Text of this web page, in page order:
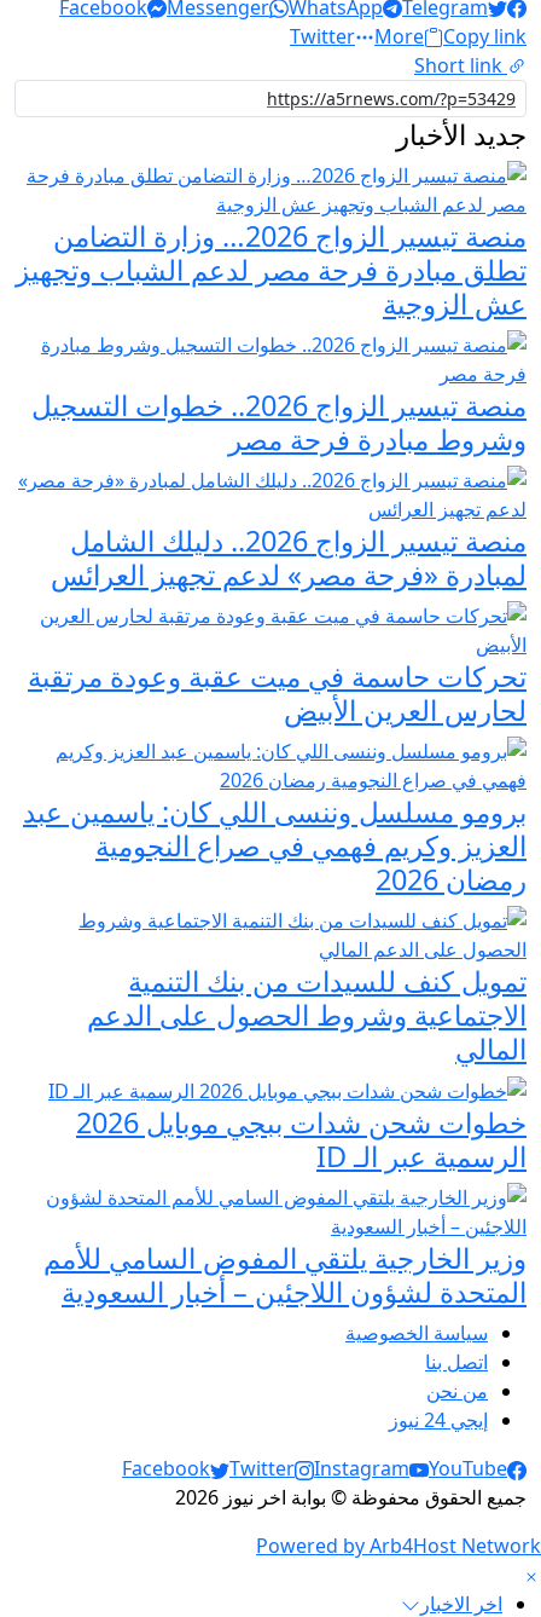
Facebook
Messenger WhatsApp
Telegram
Twitter
More
Copy link
Short link
جديد الأخبار
منصة تيسير الزواج 2026… وزارة التضامن
تطلق مبادرة فرحة مصر لدعم الشباب وتجهيز
عش الزوجية
منصة تيسير الزواج 2026.. خطوات التسجيل
وشروط مبادرة فرحة مصر
منصة تيسير الزواج 2026.. دليلك الشامل
لمبادرة «فرحة مصر» لدعم تجهيز العرائس
تحركات حاسمة في ميت عقبة وعودة مرتقبة
لحارس العرين الأبيض
برومو مسلسل وننسى اللي كان: ياسمين عبد
العزيز وكريم فهمي في صراع النجومية
رمضان 2026
تمويل كنف للسيدات من بنك التنمية
الاجتماعية وشروط الحصول على الدعم
المالي
خطوات شحن شدات ببجي موبايل 2026
الرسمية عبر الـ ID
وزير الخارجية يلتقي المفوض السامي للأمم
المتحدة لشؤون اللاجئين – أخبار السعودية
سياسة الخصوصية
اتصل بنا
من نحن
إيجي 24 نيوز
Social Links
Facebook Twitter Instagram
YouTube
جميع الحقوق محفوظة © بوابة اخر نيوز 2026
Powered by Arb4Host Network
اخر الاخبار